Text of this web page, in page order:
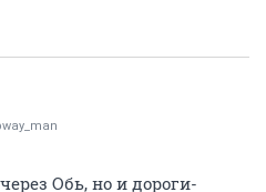
Обь, но и дороги-